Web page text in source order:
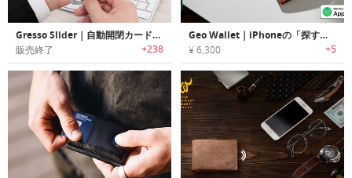
Gresso Slider｜自動開閉カードポケット内蔵のiPhone 6/6s用アルミケース「グレッソ・スライダー」
販売終了 +238
Geo Wallet｜iPhoneの「探す」アプリでいつでも見つけられるスマートウォレット
¥ 6,300 +5